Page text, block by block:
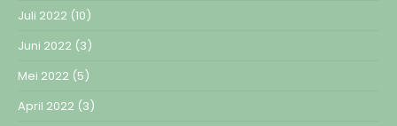
Juli 2022 (10)
Juni 2022 (3)
Mei 2022 (5)
April 2022 (3)